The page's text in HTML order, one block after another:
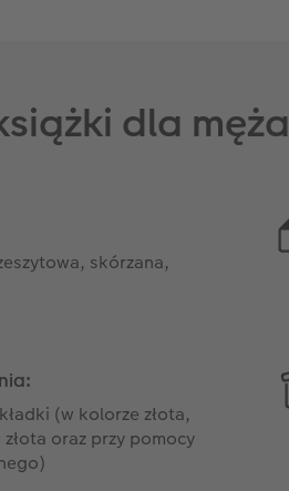
dla męża
skórzana,
(w kolorze złota,
oraz przy pomocy